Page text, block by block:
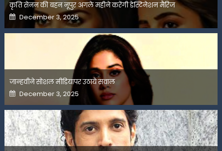
कृति सेनन की बहन नूपुर अगले महीने करेंगी डेस्टिनेशन मैरिज
Posted
on
December 3, 2025
जान्हवीने सोशल मीडियापर उठाये सवाल
Posted
on
December 3, 2025